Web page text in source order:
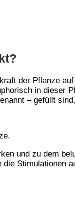
der Pflanze
in dieser
– gefüllt
und zu dem
Stimulationen